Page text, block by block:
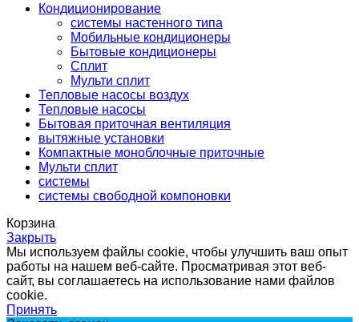
Кондиционирование
системы настенного типа
Мобильные кондиционеры
Бытовые кондиционеры
Сплит
Мульти сплит
Тепловые насосы воздух
Тепловые насосы
Бытовая приточная вентиляция
вытяжные установки
Компактные моноблочные приточные
Мульти сплит
системы
системы свободной компоновки
Корзина
Закрыть
Мы используем файлы cookie, чтобы улучшить ваш опыт
работы на нашем веб-сайте. Просматривая этот веб-
сайт, вы соглашаетесь на использование нами файлов
cookie.
Принять